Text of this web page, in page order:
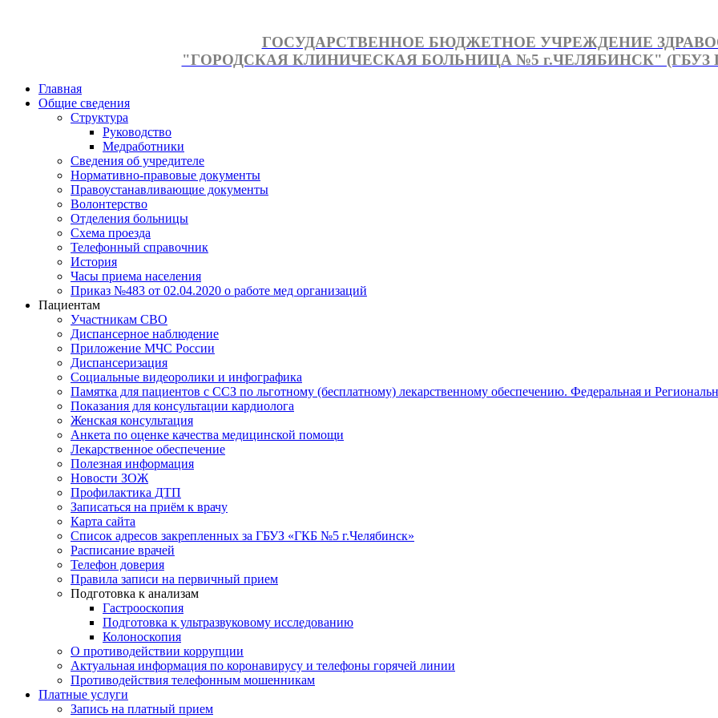
ГОСУДАРСТВЕННОЕ БЮДЖЕТНОЕ УЧРЕЖДЕНИЕ
"ГОРОДСКАЯ КЛИНИЧЕСКАЯ БОЛЬНИЦА №5 г.ЧЕЛЯБИНСК" (ГБУЗ
Главная
Общие сведения
Структура
Руководство
Медработники
Сведения об учредителе
Нормативно-правовые документы
Правоустанавливающие документы
Волонтерство
Отделения больницы
Схема проезда
Телефонный справочник
История
Часы приема населения
Приказ №483 от 02.04.2020 о работе мед организаций
Пациентам
Участникам СВО
Диспансерное наблюдение
Приложение МЧС России
Диспансеризация
Социальные видеоролики и инфографика
Памятка для пациентов с ССЗ по льготному (бесплатному) лекарственному обеспечению. Федеральная и
Показания для консультации кардиолога
Женская консультация
Анкета по оценке качества медицинской помощи
Лекарственное обеспечение
Полезная информация
Новости ЗОЖ
Профилактика ДТП
Записаться на приём к врачу
Карта сайта
Список адресов закрепленных за ГБУЗ «ГКБ №5 г.Челябинск»
Расписание врачей
Телефон доверия
Правила записи на первичный прием
Подготовка к анализам
Гастрооскопия
Подготовка к ультразвуковому исследованию
Колоноскопия
О противодействии коррупции
Актуальная информация по коронавирусу и телефоны горячей линии
Противодействия телефонным мошенникам
Платные услуги
Запись на платный прием